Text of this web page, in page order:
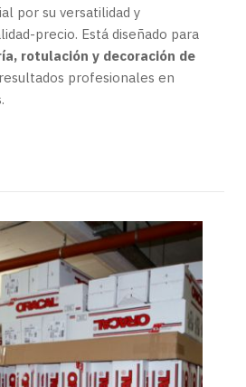
por su versatilidad y
precio. Está diseñado para
rotulación y decoración de
profesionales en